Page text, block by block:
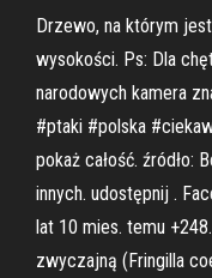
Drzewo, na którym
wysokości. Ps: Dla
narodowych kamera
#ptaki #polska
pokaż całość. źródło:
innych. udostępnij .
lat 10 mies. temu
zwyczajną (Fringilla